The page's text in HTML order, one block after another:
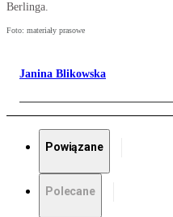
Berlinga.
Foto: materiały prasowe
Janina Blikowska
Powiązane
Polecane